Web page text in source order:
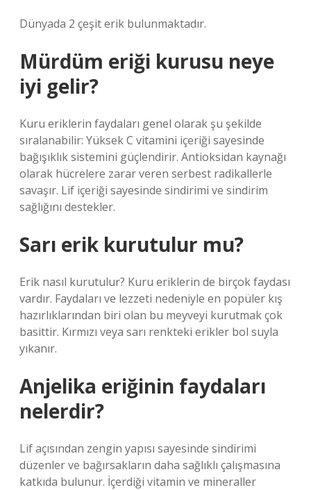
Dünyada 2 çeşit erik bulunmaktadır.
Mürdüm eriği kurusu neye
iyi gelir?
Kuru eriklerin faydaları genel olarak şu şekilde
sıralanabilir: Yüksek C vitamini içeriği sayesinde
bağışıklık sistemini güçlendirir. Antioksidan kaynağı
olarak hücrelere zarar veren serbest radikallerle
savaşır. Lif içeriği sayesinde sindirimi ve sindirim
sağlığını destekler.
Sarı erik kurutulur mu?
Erik nasıl kurutulur? Kuru eriklerin de birçok faydası
vardır. Faydaları ve lezzeti nedeniyle en popüler kış
hazırlıklarından biri olan bu meyveyi kurutmak çok
basittir. Kırmızı veya sarı renkteki erikler bol suyla
yıkanır.
Anjelika eriğinin faydaları
nelerdir?
Lif açısından zengin yapısı sayesinde sindirimi
düzenler ve bağırsakların daha sağlıklı çalışmasına
katkıda bulunur. İçerdiği vitamin ve mineraller